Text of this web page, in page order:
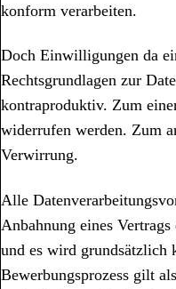
konform verarbeiten.
Doch Einwilligungen da
Rechtsgrundlagen zur
kontraproduktiv. Zum
widerrufen werden. Zum
Verwirrung.
Alle
Anbahnung eines
und es wird
Bewerbungsprozess gilt